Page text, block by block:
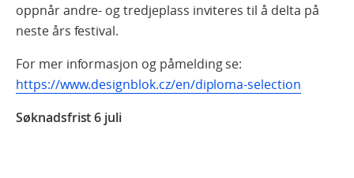
oppnår andre- og tredjeplass inviteres til å delta på
neste års festival.
For mer informasjon og påmelding se:
https://www.designblok.cz/en/diploma-selection
Søknadsfrist 6 juli